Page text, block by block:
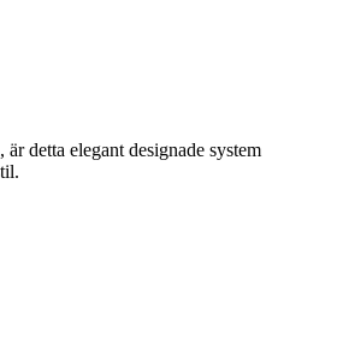
detta elegant designade system